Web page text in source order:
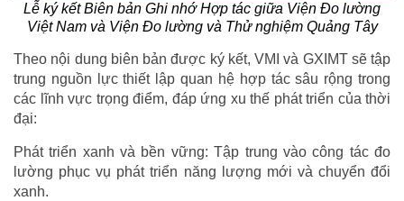
Lễ ký kết Biên bản Ghi nhớ Hợp tác giữa Viện Đo lường
Việt Nam và Viện Đo lường và Thử nghiệm Quảng Tây
Theo nội dung biên bản được ký kết, VMI và GXIMT sẽ tập
trung nguồn lực thiết lập quan hệ hợp tác sâu rộng trong
các lĩnh vực trọng điểm, đáp ứng xu thế phát triển của thời
đại:
Phát triển xanh và bền vững: Tập trung vào công tác đo
lường phục vụ phát triển năng lượng mới và chuyển đổi
xanh.